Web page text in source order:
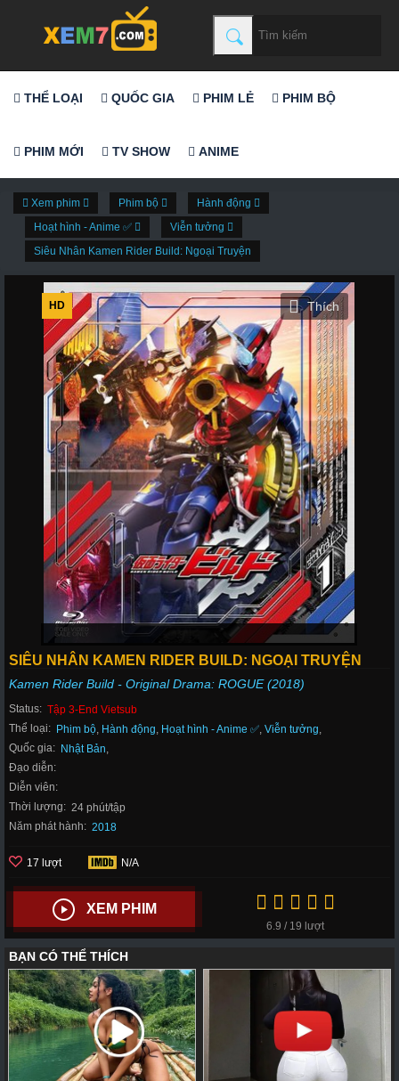
THỂ LOẠI QUỐC GIA PHIM LẺ PHIM BỘ
PHIM MỚI TV SHOW ANIME
Xem phim Phim bộ
Hành động
Hoạt hình - Anime ✅
Viễn tưởng
Siêu Nhân Kamen Rider Build: Ngoại Truyện
HD
SIÊU NHÂN KAMEN RIDER BUILD: NGOẠI TRUYỆN
Kamen Rider Build - Original Drama: ROGUE (2018)
Status: Tập 3-End Vietsub
Thể loại: Phim bộ, Hành động, Hoạt hình - Anime ✅, Viễn tưởng,
Quốc gia: Nhật Bản,
Đạo diễn:
Diễn viên:
Thời lượng: 24 phút/tập
Năm phát hành: 2018
17 lượt N/A
XEM PHIM
6.9 / 19 lượt